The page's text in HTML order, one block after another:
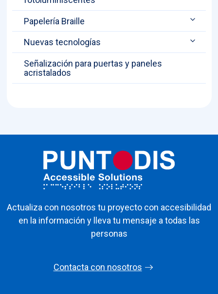
Papelería Braille
Nuevas tecnologías
Señalización para puertas y paneles
acristalados
Actualiza con nosotros tu proyecto con accesibilidad
en la información y lleva tu mensaje a todas las
personas
Contacta con nosotros